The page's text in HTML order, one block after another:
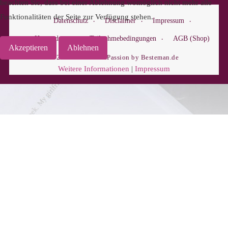
Datenschutz Disclaimer Impressum
Hausordnung Teilnahmebedingungen AGB (Shop)
© 2018-2025 BuchPassion by Besteman.de
beachten Sie, dass bei einer Ablehnung womöglich nicht mehr alle
Funktionalitäten der Seite zur Verfügung stehen.
Akzeptieren Ablehnen
Weitere Informationen | Impressum